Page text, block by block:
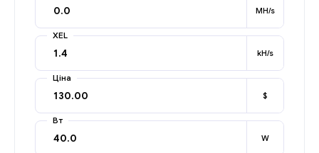
MH/s
XEL
kH/s
Ціна
$
Вт
W